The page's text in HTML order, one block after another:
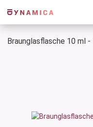
Braunglasflasche 10 ml